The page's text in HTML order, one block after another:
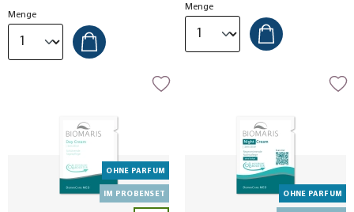
Menge
Menge
OHNE PARFUM
IM PROBENSET OHNE PARFUM